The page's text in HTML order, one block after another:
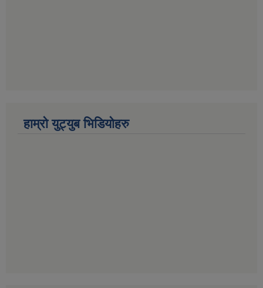
हाम्रो युट्युब भिडियोहरु